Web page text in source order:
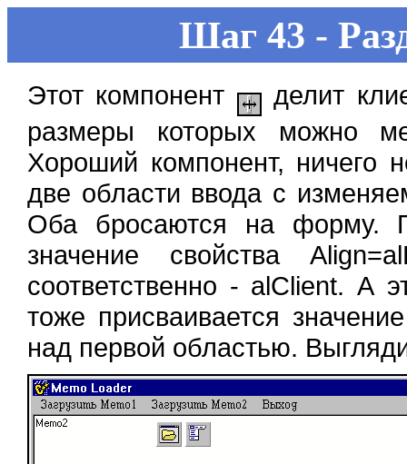
Шаг 43 -
Этот компонент
делит
размеры которых можно
Хороший компонент, ничего
две области ввода с
Оба бросаются на форму.
значение свойства
соответственно - alClient. А
тоже присваивается
над первой областью.